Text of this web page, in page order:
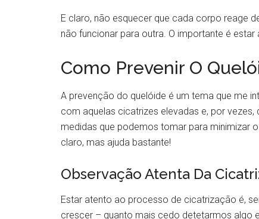
E claro, não esquecer que cada corpo reage
não funcionar para outra. O importante é
Como Prevenir O
A prevenção do quelóide é um tema que me
com aquelas cicatrizes elevadas e, por
medidas que podemos tomar para minimizar
claro, mas ajuda bastante!
Observação Atenta Da
Estar atento ao processo de cicatrização é,
crescer – quanto mais cedo detetarmos algo